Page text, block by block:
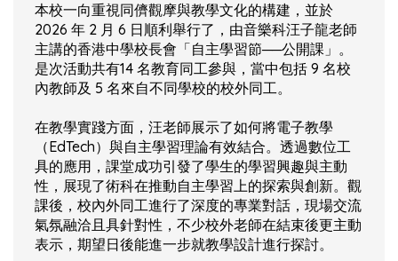
本校一向重視同儕觀摩與教學文化的構建，並於
2026 年 2 月 6 日順利舉行了，由音樂科汪子龍老師
主講的香港中學校長會「自主學習節──公開課」。
是次活動共有14 名教育同工參與，當中包括 9 名校
內教師及 5 名來自不同學校的校外同工。
在教學實踐方面，汪老師展示了如何將電子教學
（EdTech）與自主學習理論有效結合。透過數位工
具的應用，課堂成功引發了學生的學習興趣與主動
性，展現了術科在推動自主學習上的探索與創新。觀
課後，校內外同工進行了深度的專業對話，現場交流
氣氛融洽且具針對性，不少校外老師在結束後更主動
表示，期望日後能進一步就教學設計進行探討。